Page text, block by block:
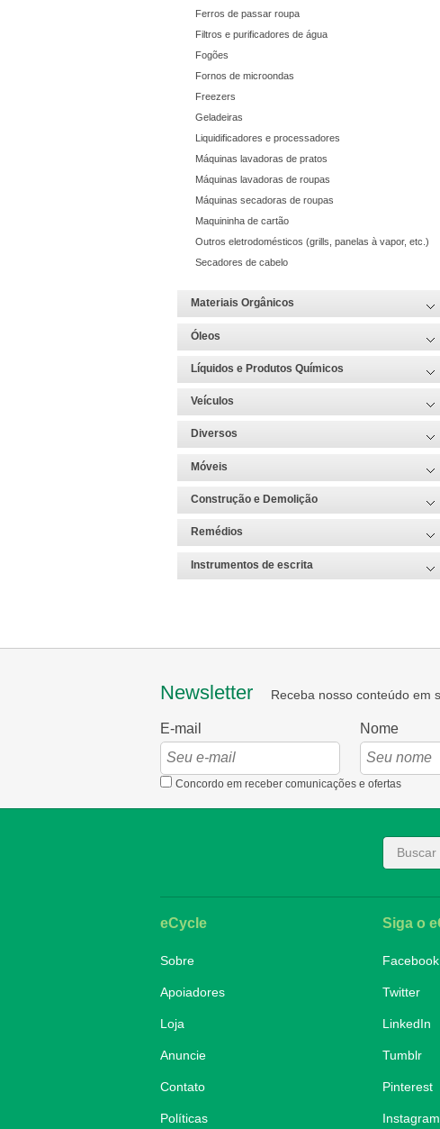
Ferros de passar roupa
Filtros e purificadores de água
Fogões
Fornos de microondas
Freezers
Geladeiras
Liquidificadores e processadores
Máquinas lavadoras de pratos
Máquinas lavadoras de roupas
Máquinas secadoras de roupas
Maquininha de cartão
Outros eletrodomésticos (grills, panelas à vapor, etc.)
Secadores de cabelo
Materiais Orgânicos
Óleos
Líquidos e Produtos Químicos
Veículos
Diversos
Móveis
Construção e Demolição
Remédios
Instrumentos de escrita
Newsletter Receba nosso conteúdo em
E-mail Nome
Concordo em receber comunicações e ofertas
eCycle
Sobre
Apoiadores
Loja
Anuncie
Contato
Políticas
Siga o
Facebook
Twitter
LinkedIn
Tumblr
Pinterest
Instagram